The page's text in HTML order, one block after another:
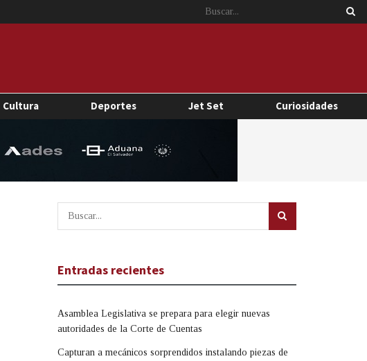
Cultura Deportes Jet Set Curiosidades
Entradas recientes
Asamblea Legislativa se prepara para elegir nuevas
autoridades de la Corte de Cuentas
Capturan a mecánicos sorprendidos instalando piezas de